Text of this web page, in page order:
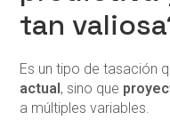
tan
Es un tipo de tasación
actual, sino que
a múltiples variables.